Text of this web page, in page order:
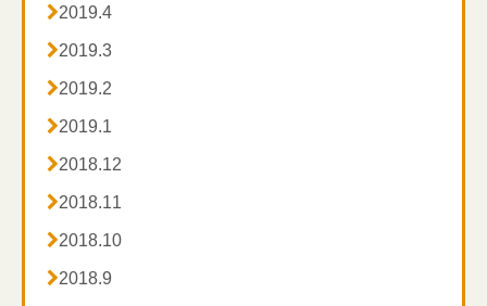
2019.4
2019.3
2019.2
2019.1
2018.12
2018.11
2018.10
2018.9